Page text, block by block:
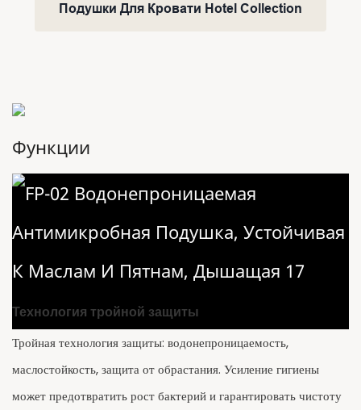
Подушки Для Кровати Hotel Collection
Функции
Технология тройной защиты
Тройная технология защиты: водонепроницаемость,
маслостойкость, защита от обрастания. Усиление гигиены
может предотвратить рост бактерий и гарантировать чистоту